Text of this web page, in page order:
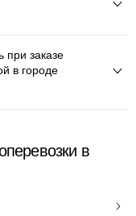
при заказе
в городе
в